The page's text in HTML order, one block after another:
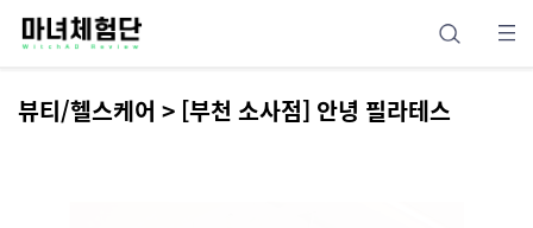
뷰티/헬스케어 > [부천 소사점] 안녕 필라테스